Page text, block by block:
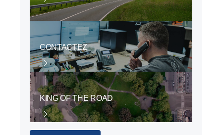
CONTACTEZ
KING OF THE ROAD